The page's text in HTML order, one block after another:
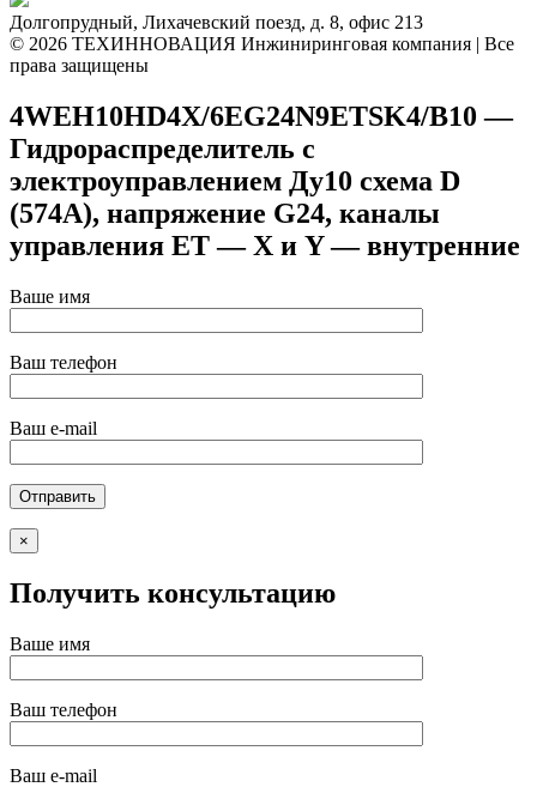
Долгопрудный, Лихачевский поезд, д. 8, офис 213
© 2026 ТЕХИННОВАЦИЯ Инжиниринговая компания | Все
права защищены
4WEH10HD4X/6EG24N9ETSK4/B10 —
Гидрораспределитель с
электроуправлением Ду10 схема D
(574А), напряжение G24, каналы
управления ET — X и Y — внутренние
Ваше имя
Ваш телефон
Ваш e-mail
×
Получить консультацию
Ваше имя
Ваш телефон
Ваш e-mail